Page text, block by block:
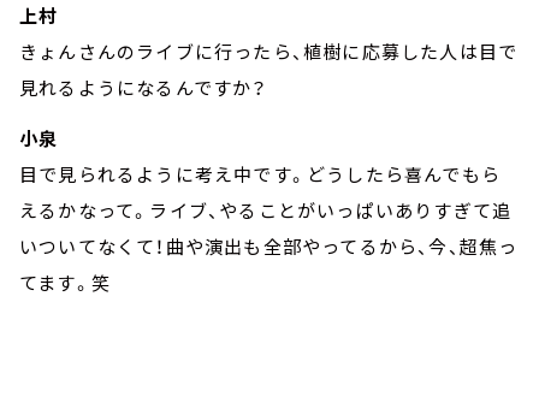
上村
きょんさんのライブに行ったら、植樹に応募した人は目で
見れるようになるんですか？
小泉
目で見られるように考え中です。どうしたら喜んでもら
えるかなって。ライブ、やることがいっぱいありすぎて追
いついてなくて！曲や演出も全部やってるから、今、超焦っ
てます。笑